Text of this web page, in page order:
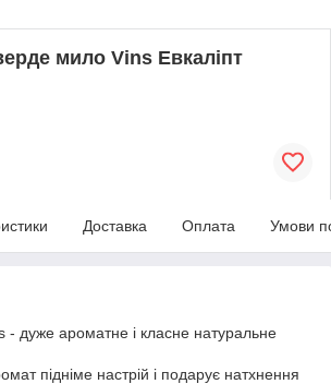
мило Vins Евкаліпт
Доставка Оплата Умови
- дуже ароматне і класне натуральне
підніме настрій і подарує натхнення